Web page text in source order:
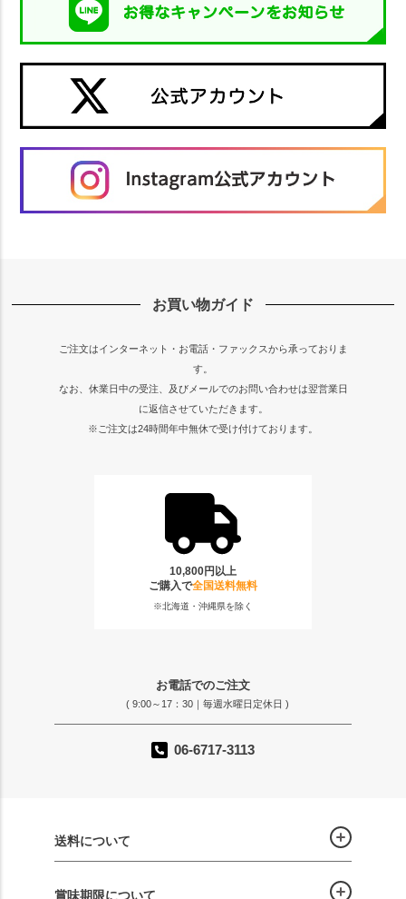
お買い物ガイド
ご注文はインターネット・お電話・ファックスから承っておりま
す。
なお、休業日中の受注、及びメールでのお問い合わせは翌営業日
に返信させていただきます。
※ご注文は24時間年中無休で受け付けております。
10,800円以上
ご購入で全国送料無料
※北海道・沖縄県を除く
お電話でのご注文
( 9:00～17：30｜毎週水曜日定休日 )
06-6717-3113
送料について
賞味期限について